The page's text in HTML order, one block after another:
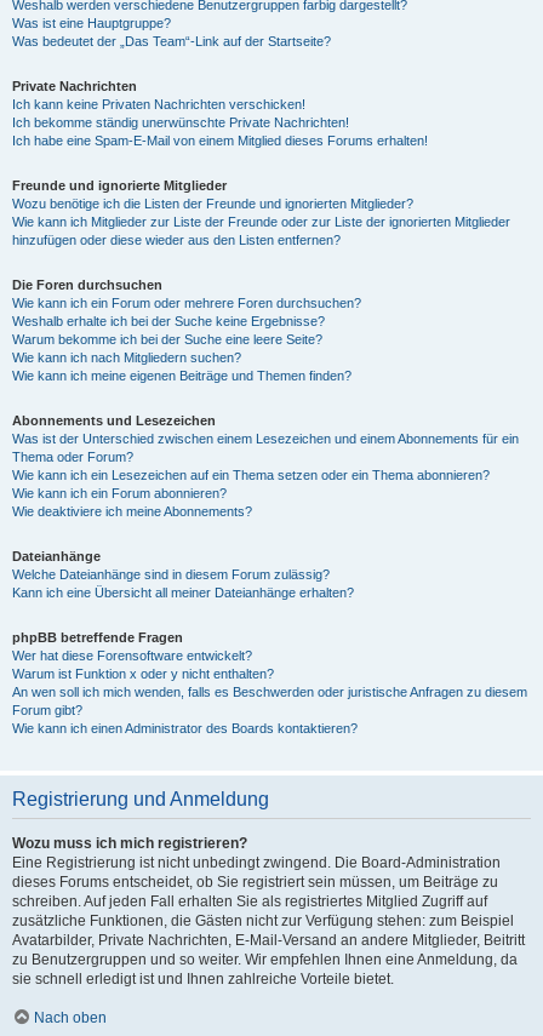
Weshalb werden verschiedene Benutzergruppen farbig dargestellt?
Was ist eine Hauptgruppe?
Was bedeutet der „Das Team“-Link auf der Startseite?
Private Nachrichten
Ich kann keine Privaten Nachrichten verschicken!
Ich bekomme ständig unerwünschte Private Nachrichten!
Ich habe eine Spam-E-Mail von einem Mitglied dieses Forums erhalten!
Freunde und ignorierte Mitglieder
Wozu benötige ich die Listen der Freunde und ignorierten Mitglieder?
Wie kann ich Mitglieder zur Liste der Freunde oder zur Liste der ignorierten Mitglieder
hinzufügen oder diese wieder aus den Listen entfernen?
Die Foren durchsuchen
Wie kann ich ein Forum oder mehrere Foren durchsuchen?
Weshalb erhalte ich bei der Suche keine Ergebnisse?
Warum bekomme ich bei der Suche eine leere Seite?
Wie kann ich nach Mitgliedern suchen?
Wie kann ich meine eigenen Beiträge und Themen finden?
Abonnements und Lesezeichen
Was ist der Unterschied zwischen einem Lesezeichen und einem Abonnements für ein
Thema oder Forum?
Wie kann ich ein Lesezeichen auf ein Thema setzen oder ein Thema abonnieren?
Wie kann ich ein Forum abonnieren?
Wie deaktiviere ich meine Abonnements?
Dateianhänge
Welche Dateianhänge sind in diesem Forum zulässig?
Kann ich eine Übersicht all meiner Dateianhänge erhalten?
phpBB betreffende Fragen
Wer hat diese Forensoftware entwickelt?
Warum ist Funktion x oder y nicht enthalten?
An wen soll ich mich wenden, falls es Beschwerden oder juristische Anfragen zu diesem
Forum gibt?
Wie kann ich einen Administrator des Boards kontaktieren?
Registrierung und Anmeldung
Wozu muss ich mich registrieren?
Eine Registrierung ist nicht unbedingt zwingend. Die Board-Administration
dieses Forums entscheidet, ob Sie registriert sein müssen, um Beiträge zu
schreiben. Auf jeden Fall erhalten Sie als registriertes Mitglied Zugriff auf
zusätzliche Funktionen, die Gästen nicht zur Verfügung stehen: zum Beispiel
Avatarbilder, Private Nachrichten, E-Mail-Versand an andere Mitglieder, Beitritt
zu Benutzergruppen und so weiter. Wir empfehlen Ihnen eine Anmeldung, da
sie schnell erledigt ist und Ihnen zahlreiche Vorteile bietet.
Nach oben